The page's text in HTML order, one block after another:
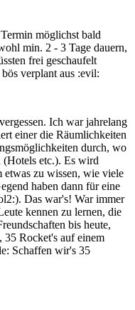
möglichst bald
min. 2 - 3 Tage dauern,
frei geschaufelt
verplant aus :evil:
Ich war jahrelang
einer die Räumlichkeiten
durch, wo
(Hotels etc.). Es wird
etwas zu wissen, wie viele
haben dann für eine
). Das war's! War immer
kennen zu lernen, die
bis heute,
Rocket's auf einem
Schaffen wir's 35